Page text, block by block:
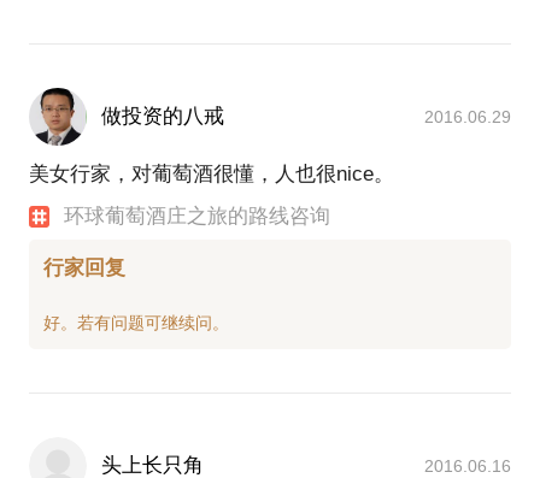
做投资的八戒 2016.06.29
美女行家，对葡萄酒很懂，人也很nice。
环球葡萄酒庄之旅的路线咨询
行家回复
头上长只角 2016.06.16